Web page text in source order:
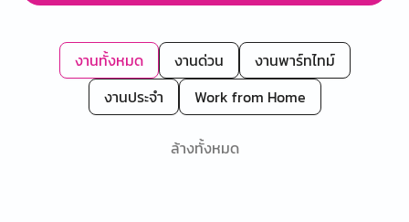
งานทั้งหมด งานด่วน
งานพาร์ทไทม์
งานประจำ
Work from Home
ล้างทั้งหมด